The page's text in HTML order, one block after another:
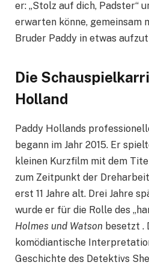
er: „Stolz auf dich, Padster“
erwarten könne, gemeinsam
Bruder Paddy in etwas
Die
Holland
Paddy Hollands
begann im Jahr 2015. Er
kleinen Kurzfilm mit dem
zum Zeitpunkt der
erst 11 Jahre alt. Drei Jahre
wurde er für die Rolle des
Holmes und Watson besetzt .
komödiantische
Geschichte des Detektivs